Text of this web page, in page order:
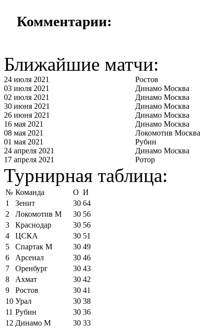
Комментарии:
Ближайшие матчи:
24 июля 2021
Ростов
03 июля 2021
Динамо Москва
02 июля 2021
Динамо Москва
30 июня 2021
Динамо Москва
26 июня 2021
Динамо Москва
16 мая 2021
Динамо Москва
08 мая 2021
Локомотив Москва
01 мая 2021
Рубин
24 апреля 2021
Динамо Москва
17 апреля 2021
Ротор
Турнирная таблица:
№ Команда О И
1
Зенит 30 64
2
Локомотив М 30 56
3
Краснодар 30 56
4
ЦСКА 30 51
5
Спартак М 30 49
6
Арсенал 30 46
7
Оренбург 30 43
8
Ахмат 30 42
9
Ростов 30 41
10 Урал 30 38
11 Рубин 30 36
12 Динамо М 30 33